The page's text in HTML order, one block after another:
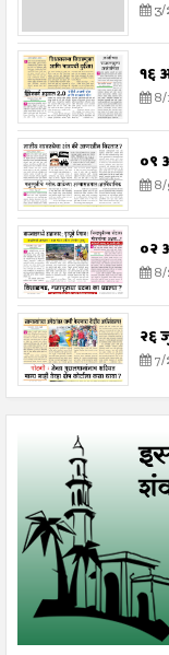
3/
१६
8/
०९
8/
०२
8/
२६
7/